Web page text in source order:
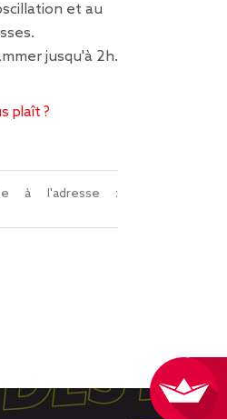
et au
jusqu'à 2h.
plaît ?
à l'adresse :